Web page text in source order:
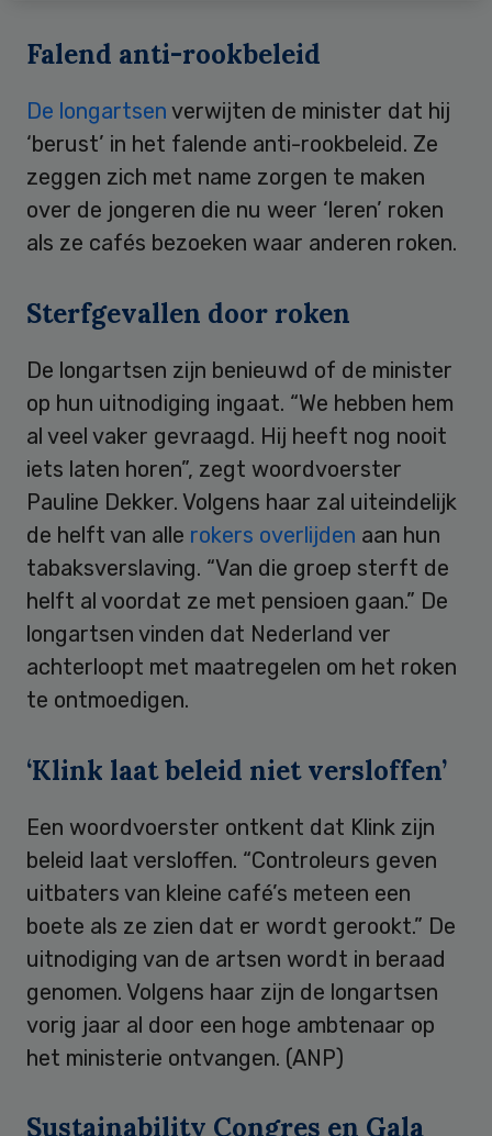
Falend anti-rookbeleid
De longartsen verwijten de minister dat hij
‘berust’ in het falende anti-rookbeleid. Ze
zeggen zich met name zorgen te maken
over de jongeren die nu weer ‘leren’ roken
als ze cafés bezoeken waar anderen roken.
Sterfgevallen door roken
De longartsen zijn benieuwd of de minister
op hun uitnodiging ingaat. “We hebben hem
al veel vaker gevraagd. Hij heeft nog nooit
iets laten horen”, zegt woordvoerster
Pauline Dekker. Volgens haar zal uiteindelijk
de helft van alle rokers overlijden aan hun
tabaksverslaving. “Van die groep sterft de
helft al voordat ze met pensioen gaan.” De
longartsen vinden dat Nederland ver
achterloopt met maatregelen om het roken
te ontmoedigen.
‘Klink laat beleid niet versloffen’
Een woordvoerster ontkent dat Klink zijn
beleid laat versloffen. “Controleurs geven
uitbaters van kleine café’s meteen een
boete als ze zien dat er wordt gerookt.” De
uitnodiging van de artsen wordt in beraad
genomen. Volgens haar zijn de longartsen
vorig jaar al door een hoge ambtenaar op
het ministerie ontvangen. (ANP)
Sustainability Congres en Gala